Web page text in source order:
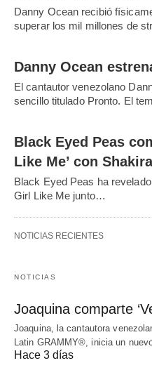
Danny Ocean recibió
superar los mil millones de
Danny Ocean
El cantautor venezolano
sencillo titulado Pronto. El
Black Eyed Peas
Like Me’ con Shakira
Black Eyed Peas ha
Girl Like Me junto…
NOTICIAS RECIENTES
NOTICIAS
Joaquina comparte
Joaquina, la cantautora
Latin GRAMMY®, inicia un
Hace 3 días